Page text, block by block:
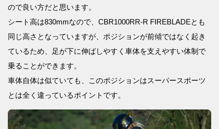
ので良い方だと思います。
シート高は830mmなので、CBR1000RR-R FIREBLADEとも
同じ高さとなっていますが、ポジションが前傾ではなく起き
ているため、足が下に伸ばしやすく車体を支えやすい体制で
乗ることができます。
車体自体は似ていても、このポジションはスーパースポーツ
とは全く違っているポイントです。